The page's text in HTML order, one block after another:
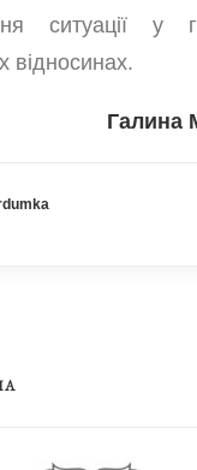
ситуації у
відносинах.
Галина